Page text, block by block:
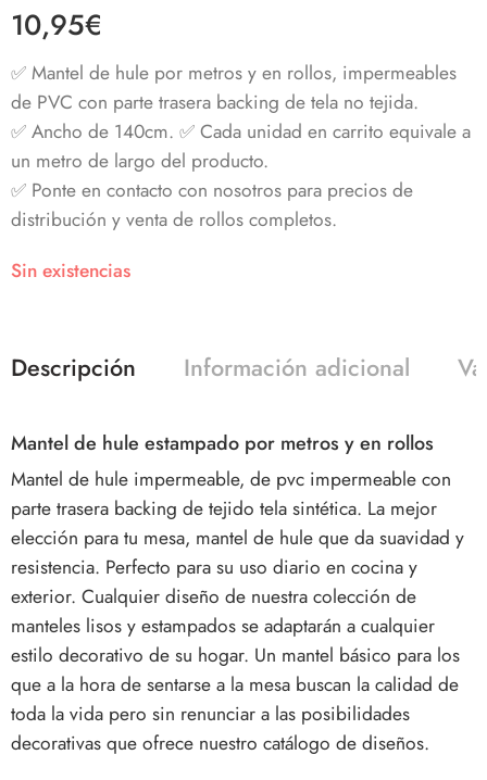
10,95€
✅ Mantel de hule por metros y en rollos, impermeables
de PVC con parte trasera backing de tela no tejida.
✅ Ancho de 140cm. ✅ Cada unidad en carrito equivale a
un metro de largo del producto.
✅ Ponte en contacto con nosotros para precios de
distribución y venta de rollos completos.
Sin existencias
Descripción Información adicional
Mantel de hule estampado por metros y en rollos
Mantel de hule impermeable, de pvc impermeable con
parte trasera backing de tejido tela sintética. La mejor
elección para tu mesa, mantel de hule que da suavidad y
resistencia. Perfecto para su uso diario en cocina y
exterior. Cualquier diseño de nuestra colección de
manteles lisos y estampados se adaptarán a cualquier
estilo decorativo de su hogar. Un mantel básico para los
que a la hora de sentarse a la mesa buscan la calidad de
toda la vida pero sin renunciar a las posibilidades
decorativas que ofrece nuestro catálogo de diseños.